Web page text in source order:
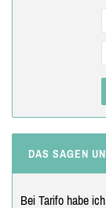
DAS SAGEN
Bei Tarifo habe